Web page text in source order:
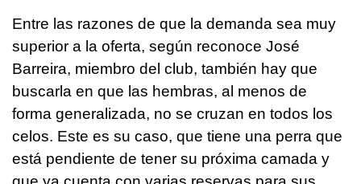
Entre las razones de que la demanda sea muy
superior a la oferta, según reconoce José
Barreira, miembro del club, también hay que
buscarla en que las hembras, al menos de
forma generalizada, no se cruzan en todos los
celos. Este es su caso, que tiene una perra que
está pendiente de tener su próxima camada y